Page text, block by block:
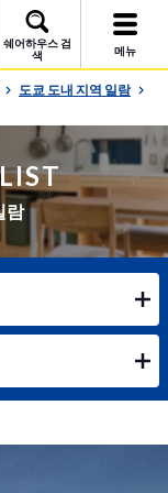
쉐어하우스 검
색
메뉴
도쿄 도내 지역 일람
람